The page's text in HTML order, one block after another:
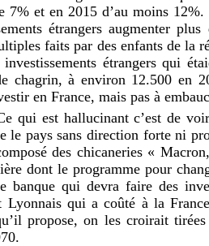
et en 2015 d’au moins 12%.
étrangers augmenter
faits par des enfants de la
étrangers qui
chagrin, à environ 12.500 en
en France, mais pas à
qui est hallucinant c’est de
pays sans direction forte ni
des chicaneries «
dont le programme pour
banque qui devra faire des
qui a coûté à la
propose, on les croirait tirées